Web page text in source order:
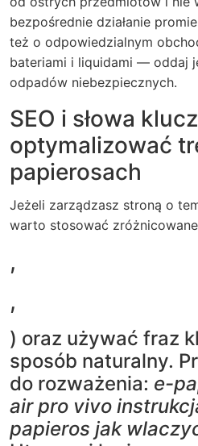
bezpośrednie działanie
też o odpowiedzialnym
bateriami i liquidami — oddaj
odpadów niebezpiecznych.
SEO i słowa
optymalizować
papierosach
Jeżeli zarządzasz stroną o
warto stosować
,
,
) oraz używać fraz
sposób naturalny.
do rozważenia: e-
air pro vivo
papieros jak